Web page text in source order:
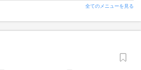
全てのメニューを見る